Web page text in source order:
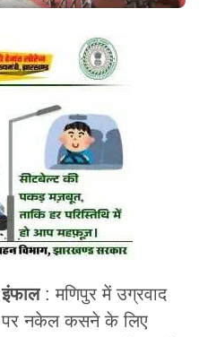
इंफाल: मणिपुर में उग्रवाद
पर नकेल कसने के लिए